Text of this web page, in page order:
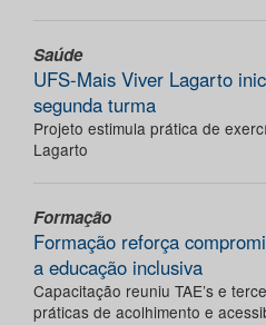
Saúde
UFS-Mais Viver Lagarto
segunda turma
Projeto estimula prática de
Lagarto
Formação
Formação reforça
a educação inclusiva
Capacitação reuniu TAE’s e
práticas de acolhimento e